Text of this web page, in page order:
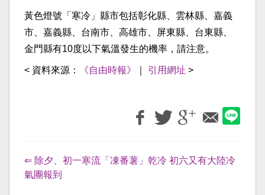
黃色燈號「寒冷」縣市包括彰化縣、雲林縣、嘉義
市、嘉義縣、台南市、高雄市、屏東縣、台東縣、
金門縣有10度以下氣溫發生的機率，請注意。
< 資料來源： 《自由時報》 引用網址 >
⇐ 除夕、初一寒流「凍番薯」乾冷 初六又有大陸冷
氣團報到